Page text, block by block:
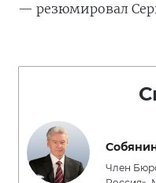
— резюмировал
Член